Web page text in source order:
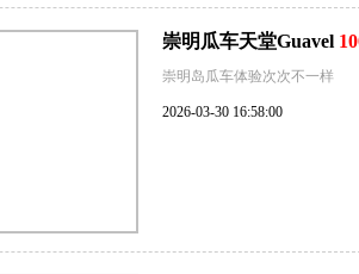
崇明瓜车天堂Guavel
崇明岛瓜车体验次次不一样
2026-03-30 16:58:00